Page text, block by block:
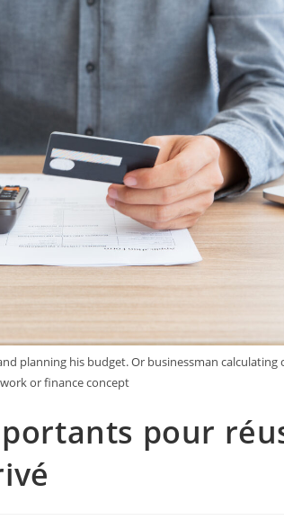
planning his budget. Or businessman
or finance concept
pour